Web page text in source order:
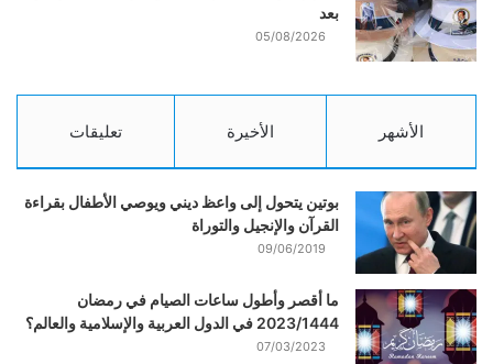
بعد
05/08/2026
الأشهر الأخيرة تعليقات
بوتين يتحول إلى واعظ ديني ويوصي الأطفال بقراءة
القرآن والإنجيل والتوراة
09/06/2019
ما أقصر وأطول ساعات الصيام في رمضان
2023/1444 في الدول العربية والإسلامية والعالم؟
07/03/2023